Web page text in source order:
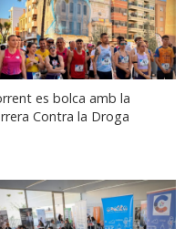
es bolca amb la
Contra la Droga